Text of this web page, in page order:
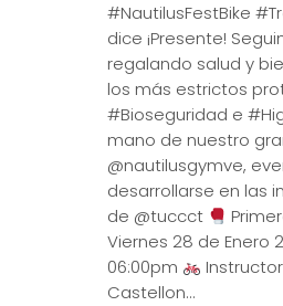
#NautilusFestBike
dice ¡Presente!
regalando salud y
los más estrictos
#Bioseguridad e
mano de nuestro
@nautilusgymve,
desarrollarse en las
de @tuccct
Viernes 28 de Enero
06:00pm
Castellon...